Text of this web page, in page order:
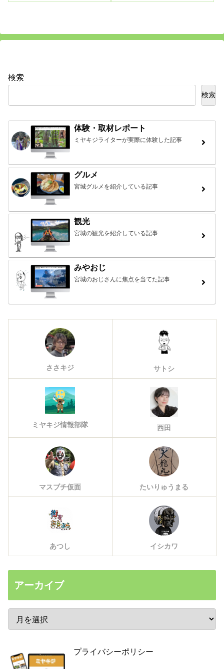
検索
検索
体験・取材レポート
ミヤキジライターが実際に体験した記事
グルメ
宮城グルメを紹介している記事
観光
宮城の観光を紹介している記事
みやおじ
宮城のおじさんに焦点を当てた記事
ささキジ サトシ
ミヤキジ情報部隊 西田
マスブチ仮面 たいりゅうまる
あつし イシカワ
アーカイブ
プライバシーポリシー